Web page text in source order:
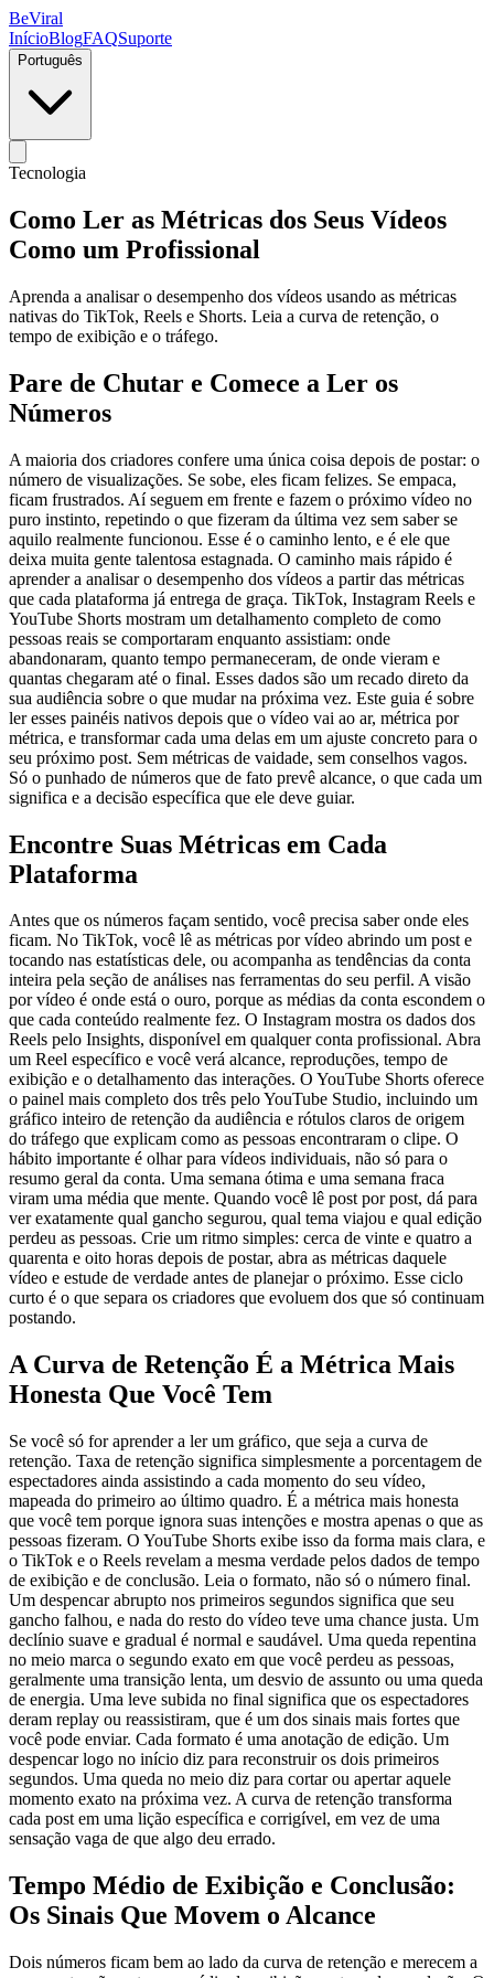
BeViral
InícioBlogFAQSuporte
Português
Tecnologia
Como Ler as Métricas dos Seus Vídeos
Como um Profissional
Aprenda a analisar o desempenho dos vídeos usando as métricas
nativas do TikTok, Reels e Shorts. Leia a curva de retenção, o
tempo de exibição e o tráfego.
Pare de Chutar e Comece a Ler os
Números
A maioria dos criadores confere uma única coisa depois de postar: o
número de visualizações. Se sobe, eles ficam felizes. Se empaca,
ficam frustrados. Aí seguem em frente e fazem o próximo vídeo no
puro instinto, repetindo o que fizeram da última vez sem saber se
aquilo realmente funcionou. Esse é o caminho lento, e é ele que
deixa muita gente talentosa estagnada. O caminho mais rápido é
aprender a analisar o desempenho dos vídeos a partir das métricas
que cada plataforma já entrega de graça. TikTok, Instagram Reels e
YouTube Shorts mostram um detalhamento completo de como
pessoas reais se comportaram enquanto assistiam: onde
abandonaram, quanto tempo permaneceram, de onde vieram e
quantas chegaram até o final. Esses dados são um recado direto da
sua audiência sobre o que mudar na próxima vez. Este guia é sobre
ler esses painéis nativos depois que o vídeo vai ao ar, métrica por
métrica, e transformar cada uma delas em um ajuste concreto para o
seu próximo post. Sem métricas de vaidade, sem conselhos vagos.
Só o punhado de números que de fato prevê alcance, o que cada um
significa e a decisão específica que ele deve guiar.
Encontre Suas Métricas em Cada
Plataforma
Antes que os números façam sentido, você precisa saber onde eles
ficam. No TikTok, você lê as métricas por vídeo abrindo um post e
tocando nas estatísticas dele, ou acompanha as tendências da conta
inteira pela seção de análises nas ferramentas do seu perfil. A visão
por vídeo é onde está o ouro, porque as médias da conta escondem o
que cada conteúdo realmente fez. O Instagram mostra os dados dos
Reels pelo Insights, disponível em qualquer conta profissional. Abra
um Reel específico e você verá alcance, reproduções, tempo de
exibição e o detalhamento das interações. O YouTube Shorts oferece
o painel mais completo dos três pelo YouTube Studio, incluindo um
gráfico inteiro de retenção da audiência e rótulos claros de origem
do tráfego que explicam como as pessoas encontraram o clipe. O
hábito importante é olhar para vídeos individuais, não só para o
resumo geral da conta. Uma semana ótima e uma semana fraca
viram uma média que mente. Quando você lê post por post, dá para
ver exatamente qual gancho segurou, qual tema viajou e qual edição
perdeu as pessoas. Crie um ritmo simples: cerca de vinte e quatro a
quarenta e oito horas depois de postar, abra as métricas daquele
vídeo e estude de verdade antes de planejar o próximo. Esse ciclo
curto é o que separa os criadores que evoluem dos que só continuam
postando.
A Curva de Retenção É a Métrica Mais
Honesta Que Você Tem
Se você só for aprender a ler um gráfico, que seja a curva de
retenção. Taxa de retenção significa simplesmente a porcentagem de
espectadores ainda assistindo a cada momento do seu vídeo,
mapeada do primeiro ao último quadro. É a métrica mais honesta
que você tem porque ignora suas intenções e mostra apenas o que as
pessoas fizeram. O YouTube Shorts exibe isso da forma mais clara, e
o TikTok e o Reels revelam a mesma verdade pelos dados de tempo
de exibição e de conclusão. Leia o formato, não só o número final.
Um despencar abrupto nos primeiros segundos significa que seu
gancho falhou, e nada do resto do vídeo teve uma chance justa. Um
declínio suave e gradual é normal e saudável. Uma queda repentina
no meio marca o segundo exato em que você perdeu as pessoas,
geralmente uma transição lenta, um desvio de assunto ou uma queda
de energia. Uma leve subida no final significa que os espectadores
deram replay ou reassistiram, que é um dos sinais mais fortes que
você pode enviar. Cada formato é uma anotação de edição. Um
despencar logo no início diz para reconstruir os dois primeiros
segundos. Uma queda no meio diz para cortar ou apertar aquele
momento exato na próxima vez. A curva de retenção transforma
cada post em uma lição específica e corrigível, em vez de uma
sensação vaga de que algo deu errado.
Tempo Médio de Exibição e Conclusão:
Os Sinais Que Movem o Alcance
Dois números ficam bem ao lado da curva de retenção e merecem a